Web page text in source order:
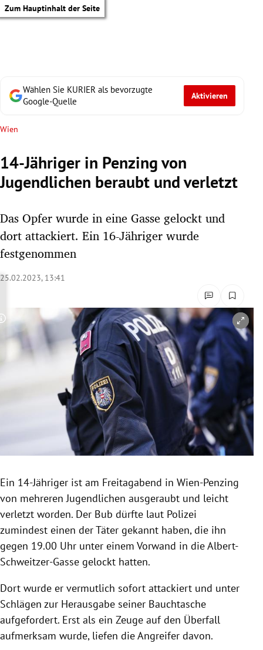
Zum Hauptinhalt der Seite
Untermenü
Untermenü
Untermenü
Untermenü
Untermenü
Untermenü
Untermenü
Wählen Sie KURIER als bevorzugte
Google-Quelle
Aktivieren
Wien
14-Jähriger in Penzing von
Jugendlichen beraubt und verletzt
Das Opfer wurde in eine Gasse gelockt und
dort attackiert. Ein 16-Jähriger wurde
festgenommen
25.02.2023, 13:41
Copyright-Hinweis öffnen/schließen
Ein 14-Jähriger ist am Freitagabend in Wien-Penzing
von mehreren Jugendlichen ausgeraubt und leicht
verletzt worden. Der Bub dürfte laut Polizei
zumindest einen der Täter gekannt haben, die ihn
gegen 19.00 Uhr unter einem Vorwand in die Albert-
Schweitzer-Gasse gelockt hatten.
Dort wurde er vermutlich sofort attackiert und unter
Schlägen zur Herausgabe seiner Bauchtasche
aufgefordert. Erst als ein Zeuge auf den Überfall
aufmerksam wurde, liefen die Angreifer davon.